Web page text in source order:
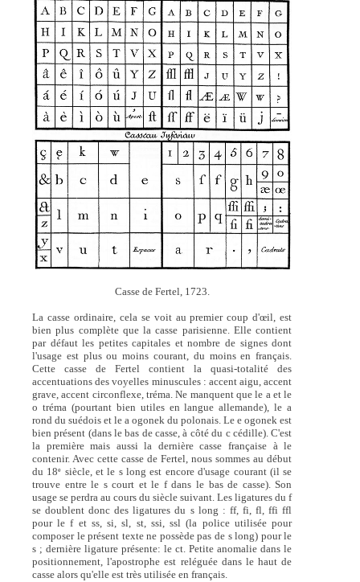
Casse de Fertel, 1723.
La casse ordinaire, cela se voit au premier coup d'œil, est
bien plus complète que la casse parisienne. Elle contient
par défaut les petites capitales et nombre de signes dont
l'usage est plus ou moins courant, du moins en français.
Cette casse de Fertel contient la quasi-totalité des
accentuations des voyelles minuscules : accent aigu, accent
grave, accent circonflexe, tréma. Ne manquent que le a et le
o tréma (pourtant bien utiles en langue allemande), le a
rond du suédois et le a ogonek du polonais. Le e ogonek est
bien présent (dans le bas de casse, à côté du c cédille). C'est
la première mais aussi la dernière casse française à le
contenir. Avec cette casse de Fertel, nous sommes au début
du 18e siècle, et le s long est encore d'usage courant (il se
trouve entre le s court et le f dans le bas de casse). Son
usage se perdra au cours du siècle suivant. Les ligatures du f
se doublent donc des ligatures du s long : ff, fi, fl, ffi ffl
pour le f et ss, si, sl, st, ssi, ssl (la police utilisée pour
composer le présent texte ne possède pas de s long) pour le
s ; dernière ligature présente: le ct. Petite anomalie dans le
positionnement, l'apostrophe est reléguée dans le haut de
casse alors qu'elle est très utilisée en français.